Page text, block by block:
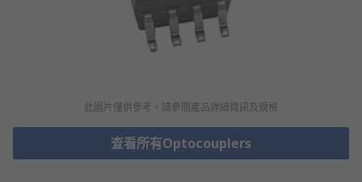
此圖片僅供參考，請參閲產品詳細資訊及規格
查看所有Optocouplers